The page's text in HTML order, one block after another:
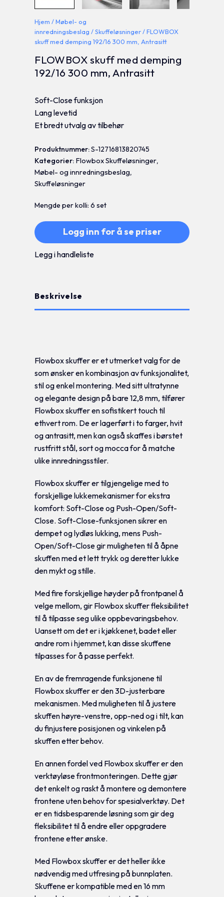
Hjem /Møbel- og
innredningsbeslag /Skuffeløsninger/ FLOWBOX
skuff med demping 192/16 300 mm, Antrasitt
FLOWBOX skuff med demping
192/16 300 mm, Antrasitt
Soft-Close funksjon
Lang levetid
Et bredt utvalg av tilbehør
Produktnummer:S-12716813820745
Kategorier:Flowbox Skuffeløsninger,
Møbel- og innredningsbeslag,
Skuffeløsninger
Mengde per kolli: 6 set
Logg inn for å se priser
Legg i handleliste
Beskrivelse
Flowbox skuffer er et utmerket valg for de
som ønsker en kombinasjon av funksjonalitet,
stil og enkel montering. Med sitt ultratynne
og elegante design på bare 12,8 mm, tilfører
Flowbox skuffer en sofistikert touch til
ethvert rom. De er lagerført i to farger, hvit
og antrasitt, men kan også skaffes i børstet
rustfritt stål, sort og mocca for å matche
ulike innredningsstiler.
Flowbox skuffer er tilgjengelige med to
forskjellige lukkemekanismer for ekstra
komfort: Soft-Close og Push-Open/Soft-
Close. Soft-Close-funksjonen sikrer en
dempet og lydløs lukking, mens Push-
Open/Soft-Close gir muligheten til å åpne
skuffen med et lett trykk og deretter lukke
den mykt og stille.
Med fire forskjellige høyder på frontpanel å
velge mellom, gir Flowbox skuffer fleksibilitet
til å tilpasse seg ulike oppbevaringsbehov.
Uansett om det er i kjøkkenet, badet eller
andre rom i hjemmet, kan disse skuffene
tilpasses for å passe perfekt.
En av de fremragende funksjonene til
Flowbox skuffer er den 3D-justerbare
mekanismen. Med muligheten til å justere
skuffen høyre-venstre, opp-ned og i tilt, kan
du finjustere posisjonen og vinkelen på
skuffen etter behov.
En annen fordel ved Flowbox skuffer er den
verktøyløse frontmonteringen. Dette gjør
det enkelt og raskt å montere og demontere
frontene uten behov for spesialverktøy. Det
er en tidsbesparende løsning som gir deg
fleksibilitet til å endre eller oppgradere
frontene etter ønske.
Med Flowbox skuffer er det heller ikke
nødvendig med utfresing på bunnplaten.
Skuffene er kompatible med en 16 mm